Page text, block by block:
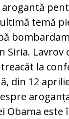
arogantă
temă
Siria.
la
din 12
Obama este